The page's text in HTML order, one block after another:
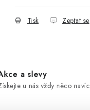
Tisk Zeptat se
a slevy
u nás vždy něco navíc